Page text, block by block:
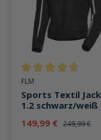
Durchschnittliche
FLM
Sports Textil
1.2 schwarz/weiß
149,99 € 249,99 €